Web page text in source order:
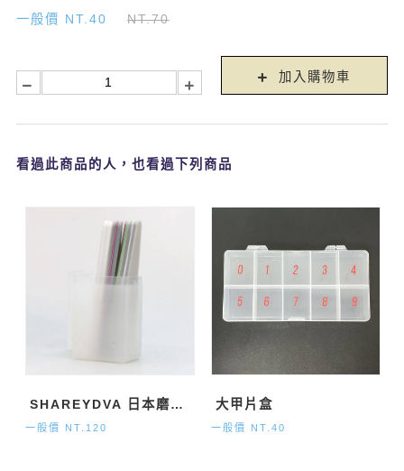
一般價 NT.40 NT.70
加入購物車
看過此商品的人，也看過下列商品
SHAREYDVA 日本磨棒放置盒
一般價 NT.120
大甲片盒
一般價 NT.40